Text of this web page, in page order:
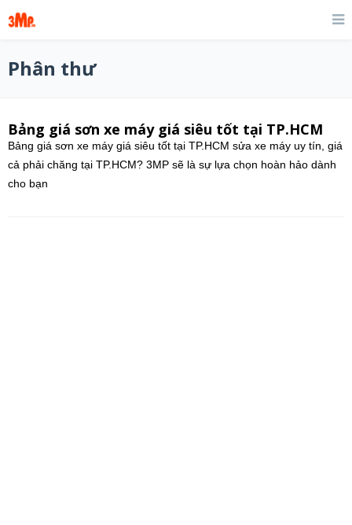
Phân thư
Bảng giá sơn xe máy giá siêu tốt tại TP.HCM
Bảng giá sơn xe máy giá siêu tốt tại TP.HCM sửa xe máy uy tín, giá
cả phải chăng tại TP.HCM? 3MP sẽ là sự lựa chọn hoàn hảo dành
cho bạn